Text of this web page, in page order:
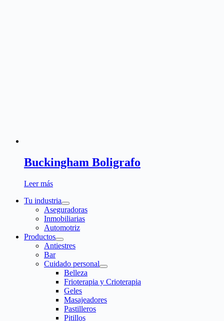
Buckingham Boligrafo
Leer más
Tu industria
Aseguradoras
Inmobiliarias
Automotriz
Productos
Antiestres
Bar
Cuidado personal
Belleza
Frioterapia y Crioterapia
Geles
Masajeadores
Pastilleros
Pitillos